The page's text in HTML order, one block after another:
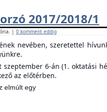
2017/2018/1
| 0 komment eddig
nevében, szeretettel
szeptember 6-án (1. oktatási
az előtérben.
elmúlt egy